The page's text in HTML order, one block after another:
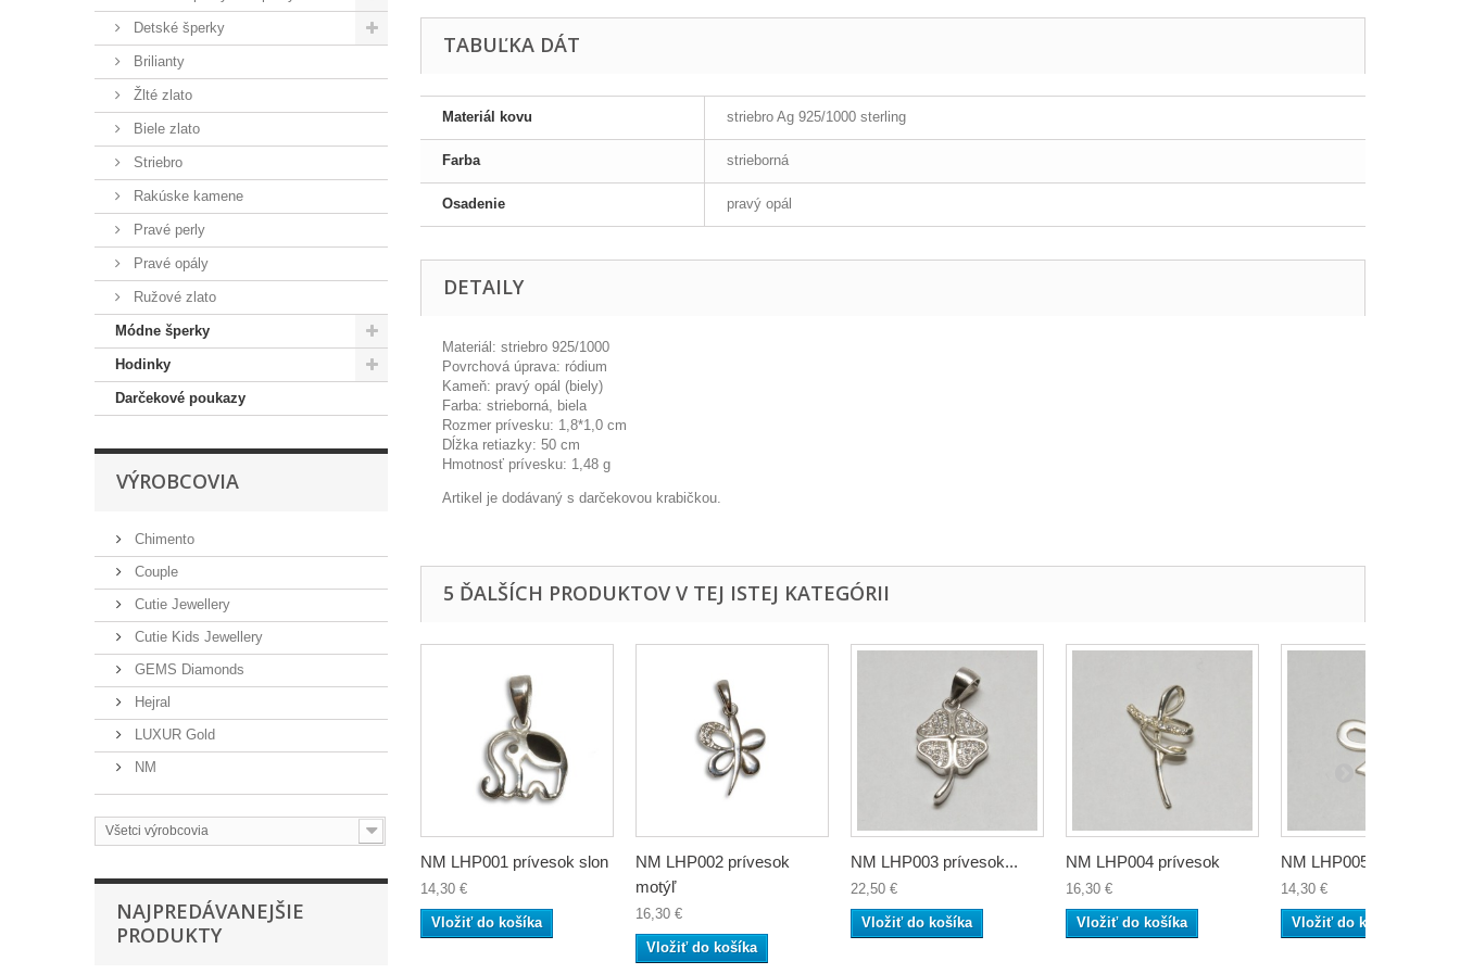
Detské šperky
Brilianty
Žlté zlato
Biele zlato
Striebro
Rakúske kamene
Pravé perly
Pravé opály
Ružové zlato
Módne šperky
Hodinky
Darčekové poukazy
VÝROBCOVIA
Chimento
Couple
Cutie Jewellery
Cutie Kids Jewellery
GEMS Diamonds
Hejral
LUXUR Gold
NM
Všetci výrobcovia
NAJPREDÁVANEJŠIE
PRODUKTY
TABUĽKA DÁT
Materiál kovu striebro Ag 925/1000 sterling
Farba strieborná
Osadenie pravý opál
DETAILY
Materiál: striebro 925/1000
Povrchová úprava: ródium
Kameň: pravý opál (biely)
Farba: strieborná, biela
Rozmer prívesku: 1,8*1,0 cm
Dĺžka retiazky: 50 cm
Hmotnosť prívesku: 1,48 g
Artikel je dodávaný s darčekovou krabičkou.
5 ĎALŠÍCH PRODUKTOV V TEJ ISTEJ KATEGÓRII
NM LHP001 prívesok slon
14,30 €
Vložiť do košíka
NM LHP002 prívesok
motýľ
16,30 €
Vložiť do košíka
NM LHP003 prívesok...
22,50 €
Vložiť do košíka
NM LHP004 prívesok
16,30 €
Vložiť do košíka
NM LHP005 prívesok...
14,30 €
Vložiť do košíka